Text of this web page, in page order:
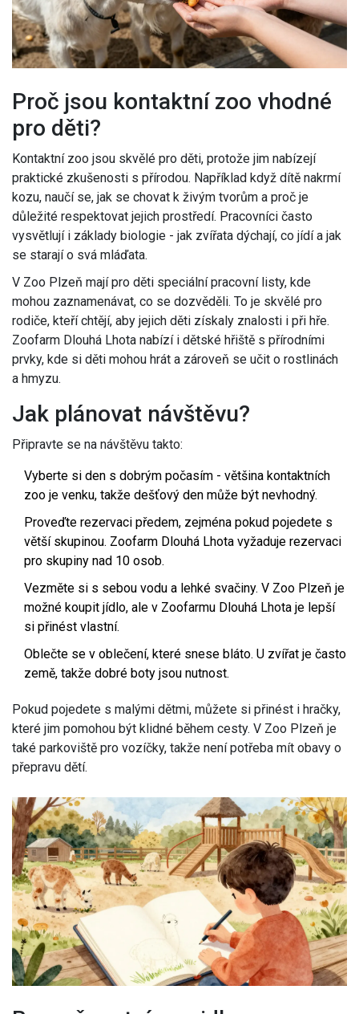
Proč jsou kontaktní zoo vhodné
pro děti?
Kontaktní zoo jsou skvělé pro děti, protože jim nabízejí
praktické zkušenosti s přírodou. Například když dítě nakrmí
kozu, naučí se, jak se chovat k živým tvorům a proč je
důležité respektovat jejich prostředí. Pracovníci často
vysvětlují i základy biologie - jak zvířata dýchají, co jídí a jak
se starají o svá mláďata.
V Zoo Plzeň mají pro děti speciální pracovní listy, kde
mohou zaznamenávat, co se dozvěděli. To je skvělé pro
rodiče, kteří chtějí, aby jejich děti získaly znalosti i při hře.
Zoofarm Dlouhá Lhota nabízí i dětské hřiště s přírodními
prvky, kde si děti mohou hrát a zároveň se učit o rostlinách
a hmyzu.
Jak plánovat návštěvu?
Připravte se na návštěvu takto:
Vyberte si den s dobrým počasím - většina kontaktních
zoo je venku, takže dešťový den může být nevhodný.
Proveďte rezervaci předem, zejména pokud pojedete s
větší skupinou. Zoofarm Dlouhá Lhota vyžaduje rezervaci
pro skupiny nad 10 osob.
Vezměte si s sebou vodu a lehké svačiny. V Zoo Plzeň je
možné koupit jídlo, ale v Zoofarmu Dlouhá Lhota je lepší
si přinést vlastní.
Oblečte se v oblečení, které snese bláto. U zvířat je často
země, takže dobré boty jsou nutnost.
Pokud pojedete s malými dětmi, můžete si přinést i hračky,
které jim pomohou být klidné během cesty. V Zoo Plzeň je
také parkoviště pro vozíčky, takže není potřeba mít obavy o
přepravu dětí.